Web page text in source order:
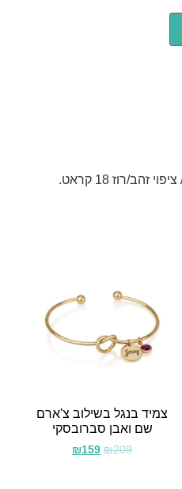
צמיד בנגל בשילוב צ'ארם
שם ואבן סברובסקי
₪209
₪159